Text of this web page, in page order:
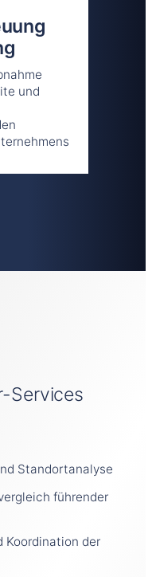
und
Services
Standortanalyse
führender
Koordination der